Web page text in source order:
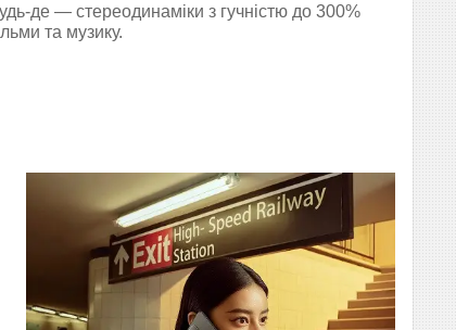
де — стереодинаміки з гучністю до 300%
та музику.